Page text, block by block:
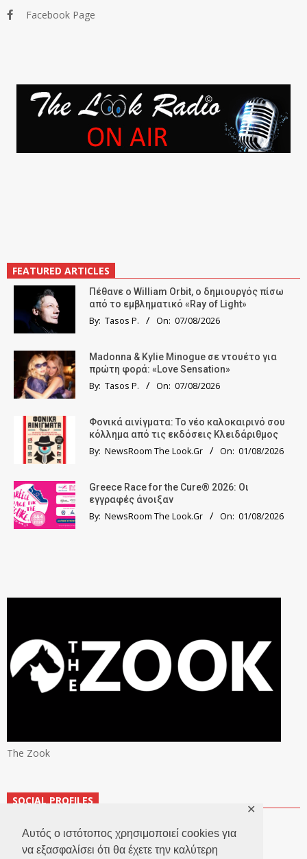
Αυτός ο ιστότοπος χρησιμοποιεί cookies για
να εξασφαλίσει ότι θα έχετε την καλύτερη
✕
Facebook Page
FEATURED ARTICLES
Πέθανε ο William Orbit, ο δημιουργός πίσω
από το εμβληματικό «Ray of Light»
By: Tasos P. On: 07/08/2026
Madonna & Kylie Minogue σε ντουέτο για
πρώτη φορά: «Love Sensation»
By: Tasos P. On: 07/08/2026
Φονικά αινίγματα: Το νέο καλοκαιρινό σου
κόλλημα από τις εκδόσεις Κλειδάριθμος
By: NewsRoom The Look.Gr On: 01/08/2026
Greece Race for the Cure® 2026: Οι
εγγραφές άνοιξαν
By: NewsRoom The Look.Gr On: 01/08/2026
The Zook
SOCIAL PROFILES